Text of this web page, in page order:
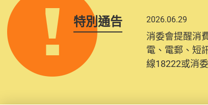
特別通告 2026.06.29
消委會提醒消
電、電郵、短
線18222或消
2025.10.31
為提升使用者
消費者需要提
紀錄將清晰整